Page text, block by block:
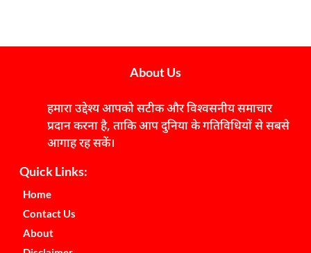
About Us
हमारा उद्देश्य आपको सटीक और विश्वसनीय समाचार
प्रदान करना है, ताकि आप दुनिया के गतिविधियों से सबसे
आगाह रह सकें।
Quick Links:
Home
Contact Us
About